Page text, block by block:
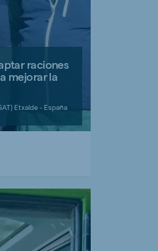
raciones
mejorar la
Etxalde - España